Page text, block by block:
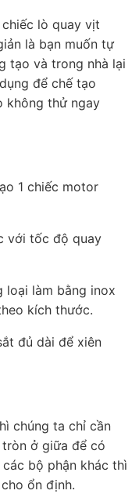
lò quay vịt
là bạn muốn tự
tạo và trong nhà lại
để chế tạo
không thử ngay
1 chiếc motor
với tốc độ quay
loại làm bằng inox
kích thước.
đủ dài để xiên
chúng ta chỉ cần
ở giữa để có
bộ phận khác thì
ổn định.